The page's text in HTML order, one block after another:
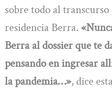
sobre todo al transcurso
residencia Berra.
Berra al dossier que te
pensando en ingresar
la pandemia…», dice